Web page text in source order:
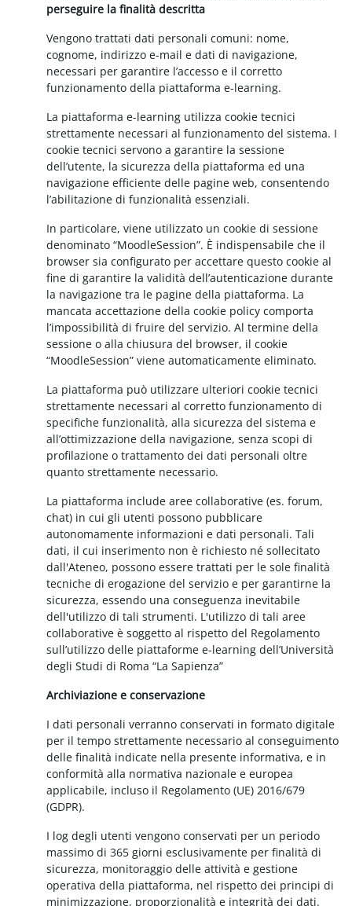
perseguire la finalità descritta
Vengono trattati dati personali comuni: nome,
cognome, indirizzo e-mail e dati di navigazione,
necessari per garantire l’accesso e il corretto
funzionamento della piattaforma e-learning.
La piattaforma e-learning utilizza cookie tecnici
strettamente necessari al funzionamento del sistema. I
cookie tecnici servono a garantire la sessione
dell’utente, la sicurezza della piattaforma ed una
navigazione efficiente delle pagine web, consentendo
l’abilitazione di funzionalità essenziali.
In particolare, viene utilizzato un cookie di sessione
denominato “MoodleSession”. È indispensabile che il
browser sia configurato per accettare questo cookie al
fine di garantire la validità dell’autenticazione durante
la navigazione tra le pagine della piattaforma. La
mancata accettazione della cookie policy comporta
l’impossibilità di fruire del servizio. Al termine della
sessione o alla chiusura del browser, il cookie
“MoodleSession” viene automaticamente eliminato.
La piattaforma può utilizzare ulteriori cookie tecnici
strettamente necessari al corretto funzionamento di
specifiche funzionalità, alla sicurezza del sistema e
all’ottimizzazione della navigazione, senza scopi di
profilazione o trattamento dei dati personali oltre
quanto strettamente necessario.
La piattaforma include aree collaborative (es. forum,
chat) in cui gli utenti possono pubblicare
autonomamente informazioni e dati personali. Tali
dati, il cui inserimento non è richiesto né sollecitato
dall'Ateneo, possono essere trattati per le sole finalità
tecniche di erogazione del servizio e per garantirne la
sicurezza, essendo una conseguenza inevitabile
dell'utilizzo di tali strumenti. L'utilizzo di tali aree
collaborative è soggetto al rispetto del Regolamento
sull’utilizzo delle piattaforme e-learning dell’Università
degli Studi di Roma “La Sapienza”
Archiviazione e conservazione
I dati personali verranno conservati in formato digitale
per il tempo strettamente necessario al conseguimento
delle finalità indicate nella presente informativa, e in
conformità alla normativa nazionale e europea
applicabile, incluso il Regolamento (UE) 2016/679
(GDPR).
I log degli utenti vengono conservati per un periodo
massimo di 365 giorni esclusivamente per finalità di
sicurezza, monitoraggio delle attività e gestione
operativa della piattaforma, nel rispetto dei principi di
minimizzazione, proporzionalità e integrità dei dati.